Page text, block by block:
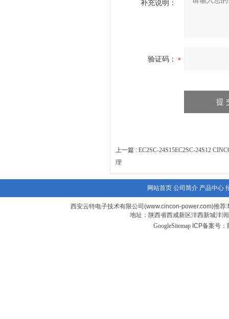
补充说明：
验证码：
上一篇 : EC2SC-24S15EC2SC-24S12
理
网站首页 公司简介 产品中心
西安云特电子技术有限公司(www.cincon-power.com)推
地址：陕西省西咸新区沣西新城沣
GoogleSitemap ICP备案号：